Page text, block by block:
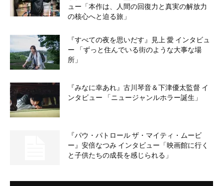
ュー「本作は、人間の回復力と真実の解放力
の核心へと迫る旅」
『すべての夜を思いだす』見上 愛 インタビュ
ー 「ずっと住んでいる街のような大事な場
所」
『みなに幸あれ』古川琴音＆下津優太監督 イ
ンタビュー 「ニュージャンルホラー誕生」
『パウ・パトロール ザ・マイティ・ムービ
ー』安倍なつみ インタビュー「映画館に行く
と子供たちの成長を感じられる」